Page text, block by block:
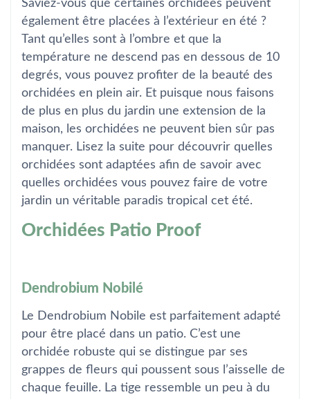
Saviez-vous que certaines orchidées peuvent
également être placées à l’extérieur en été ?
Tant qu’elles sont à l’ombre et que la
température ne descend pas en dessous de 10
degrés, vous pouvez profiter de la beauté des
orchidées en plein air. Et puisque nous faisons
de plus en plus du jardin une extension de la
maison, les orchidées ne peuvent bien sûr pas
manquer. Lisez la suite pour découvrir quelles
orchidées sont adaptées afin de savoir avec
quelles orchidées vous pouvez faire de votre
jardin un véritable paradis tropical cet été.
Orchidées Patio Proof
Dendrobium Nobilé
Le Dendrobium Nobile est parfaitement adapté
pour être placé dans un patio. C’est une
orchidée robuste qui se distingue par ses
grappes de fleurs qui poussent sous l’aisselle de
chaque feuille. La tige ressemble un peu à du